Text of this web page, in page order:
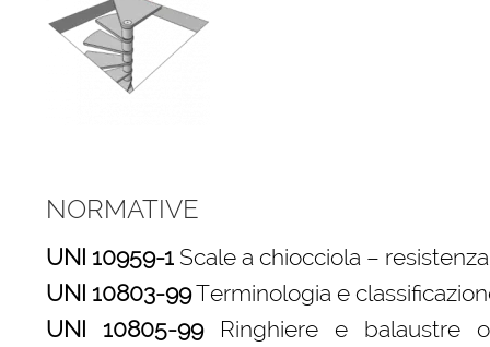
NORMATIVE
UNI 10959-1Scale a chiocciola –
UNI 10803-99Terminologia e
UNI 10805-99Ringhiere e balaustre o